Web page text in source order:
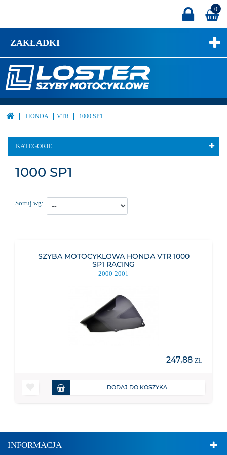
0
ZAKŁADKI
HONDA VTR 1000 SP1
KATEGORIE
1000 SP1
Sortuj wg:
SZYBA MOTOCYKLOWA HONDA VTR 1000
SP1 RACING
2000-2001
247,88 ZŁ
DODAJ DO KOSZYKA
INFORMACJA